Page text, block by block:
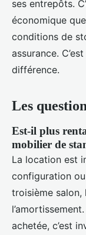
ses entrepôts.
économique
conditions de
assurance.
différence.
Les
Est-il plus
mobilier de
La location est
configuration
troisième salon,
achetée, c’est